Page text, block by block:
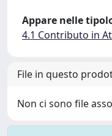
Appare nelle
4.1 Contributo in
File in questo
Non ci sono file